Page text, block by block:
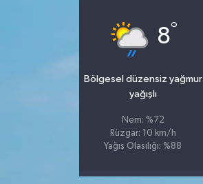
8°
Bölgesel düzensiz yağmur
yağışlı
Nem: %72
Rüzgar: 10 km/h
Yağış Olasılığı: %88